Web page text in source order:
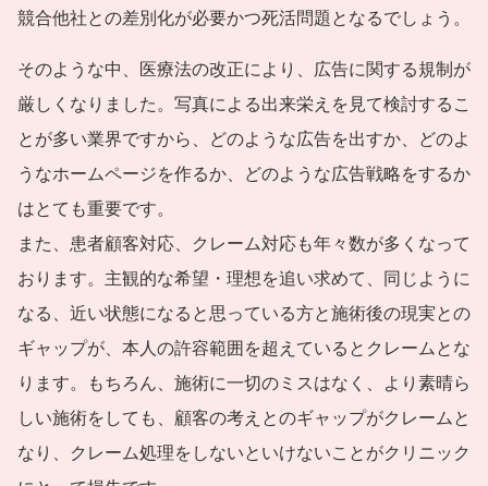
競合他社との差別化が必要かつ死活問題となるでしょう。
そのような中、医療法の改正により、広告に関する規制が
厳しくなりました。写真による出来栄えを見て検討するこ
とが多い業界ですから、どのような広告を出すか、どのよ
うなホームページを作るか、どのような広告戦略をするか
はとても重要です。
また、患者顧客対応、クレーム対応も年々数が多くなって
おります。主観的な希望・理想を追い求めて、同じように
なる、近い状態になると思っている方と施術後の現実との
ギャップが、本人の許容範囲を超えているとクレームとな
ります。もちろん、施術に一切のミスはなく、より素晴ら
しい施術をしても、顧客の考えとのギャップがクレームと
なり、クレーム処理をしないといけないことがクリニック